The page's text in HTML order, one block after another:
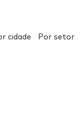
cidade Por setor